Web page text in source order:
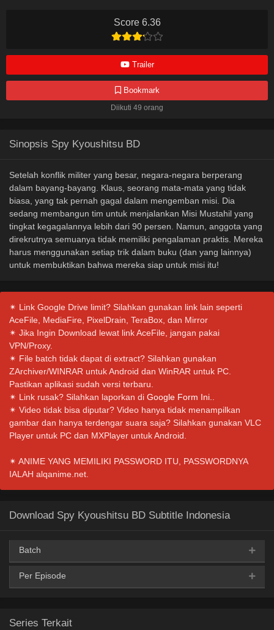
Score 6.36
Trailer
Bookmark
Diikuti 49 orang
Sinopsis Spy Kyoushitsu BD
Setelah konflik militer yang besar, negara-negara berperang
dalam bayang-bayang. Klaus, seorang mata-mata yang tidak
biasa, yang tak pernah gagal dalam mengemban misi. Dia
sedang membangun tim untuk menjalankan Misi Mustahil yang
tingkat kegagalannya lebih dari 90 persen. Namun, anggota yang
direkrutnya semuanya tidak memiliki pengalaman praktis. Mereka
harus menggunakan setiap trik dalam buku (dan yang lainnya)
untuk membuktikan bahwa mereka siap untuk misi itu!
✴ Link Google Drive limit? Silahkan gunakan link lain seperti
AceFile, MediaFire, PixelDrain, TeraBox, dan Mirror
✴ Jika Ingin Download lewat link AceFile, jangan pakai
VPN/Proxy.
✴ File batch tidak dapat di extract? Silahkan gunakan
ZArchiver/WINRAR untuk Android dan WinRAR untuk PC.
Pastikan aplikasi sudah versi terbaru.
✴ Link rusak? Silahkan laporkan di Google Form Ini..
✴ Video tidak bisa diputar? Video hanya tidak menampilkan
gambar dan hanya terdengar suara saja? Silahkan gunakan VLC
Player untuk PC dan MXPlayer untuk Android.
✴ ANIME YANG MEMILIKI PASSWORD ITU, PASSWORDNYA
IALAH alqanime.net.
Download Spy Kyoushitsu BD Subtitle Indonesia
Batch
360p AceFile
Per Episode
Series Terkait